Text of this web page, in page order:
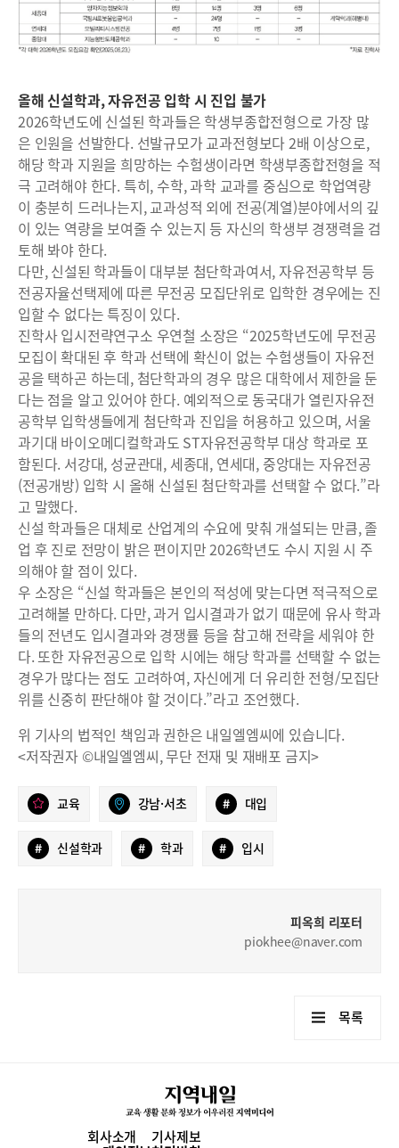
올해 신설학과, 자유전공 입학 시 진입 불가
2026학년도에 신설된 학과들은 학생부종합전형으로 가장 많
은 인원을 선발한다. 선발규모가 교과전형보다 2배 이상으로,
해당 학과 지원을 희망하는 수험생이라면 학생부종합전형을 적
극 고려해야 한다. 특히, 수학, 과학 교과를 중심으로 학업역량
이 충분히 드러나는지, 교과성적 외에 전공(계열)분야에서의 깊
이 있는 역량을 보여줄 수 있는지 등 자신의 학생부 경쟁력을 검
토해 봐야 한다.
다만, 신설된 학과들이 대부분 첨단학과여서, 자유전공학부 등
전공자율선택제에 따른 무전공 모집단위로 입학한 경우에는 진
입할 수 없다는 특징이 있다.
진학사 입시전략연구소 우연철 소장은 “2025학년도에 무전공
모집이 확대된 후 학과 선택에 확신이 없는 수험생들이 자유전
공을 택하곤 하는데, 첨단학과의 경우 많은 대학에서 제한을 둔
다는 점을 알고 있어야 한다. 예외적으로 동국대가 열린자유전
공학부 입학생들에게 첨단학과 진입을 허용하고 있으며, 서울
과기대 바이오메디컬학과도 ST자유전공학부 대상 학과로 포
함된다. 서강대, 성균관대, 세종대, 연세대, 중앙대는 자유전공
(전공개방) 입학 시 올해 신설된 첨단학과를 선택할 수 없다.”라
고 말했다.
신설 학과들은 대체로 산업계의 수요에 맞춰 개설되는 만큼, 졸
업 후 진로 전망이 밝은 편이지만 2026학년도 수시 지원 시 주
의해야 할 점이 있다.
우 소장은 “신설 학과들은 본인의 적성에 맞는다면 적극적으로
고려해볼 만하다. 다만, 과거 입시결과가 없기 때문에 유사 학과
들의 전년도 입시결과와 경쟁률 등을 참고해 전략을 세워야 한
다. 또한 자유전공으로 입학 시에는 해당 학과를 선택할 수 없는
경우가 많다는 점도 고려하여, 자신에게 더 유리한 전형/모집단
위를 신중히 판단해야 할 것이다.”라고 조언했다.
위 기사의 법적인 책임과 권한은 내일엘엠씨에 있습니다.
<저작권자 ©내일엘엠씨, 무단 전재 및 재배포 금지>
교육 강남·서초 # 대입
# 신설학과 # 학과 # 입시
피옥희 리포터
piokhee@naver.com
목록
회사소개 기사제보